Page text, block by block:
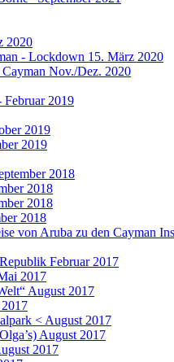
2020
- Lockdown 15. März 2020
Nov./Dez. 2020
Februar 2019
2019
2019
2018
2018
2018
2018
von Aruba zu den Cayman
Februar 2017
2017
August 2017
< August 2017
August 2017
2017